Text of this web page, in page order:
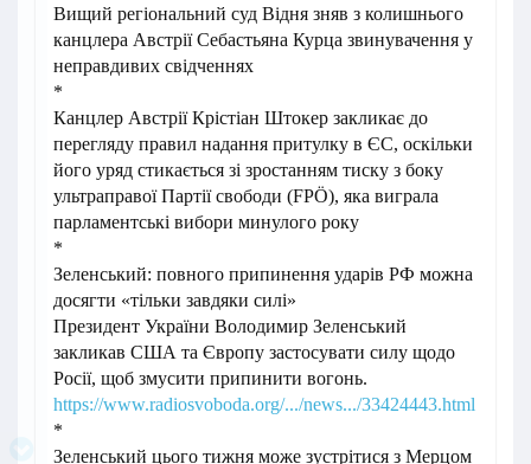
Вищий регіональний суд Відня зняв з колишнього
канцлера Австрії Себастьяна Курца звинувачення у
неправдивих свідченнях
*
Канцлер Австрії Крістіан Штокер закликає до
перегляду правил надання притулку в ЄС, оскільки
його уряд стикається зі зростанням тиску з боку
ультраправої Партії свободи (FPÖ), яка виграла
парламентські вибори минулого року
*
Зеленський: повного припинення ударів РФ можна
досягти «тільки завдяки силі»
Президент України Володимир Зеленський
закликав США та Європу застосувати силу щодо
Росії, щоб змусити припинити вогонь.
https://www.radiosvoboda.org/.../news.../33424443.html
*
Зеленський цього тижня може зустрітися з Мерцом